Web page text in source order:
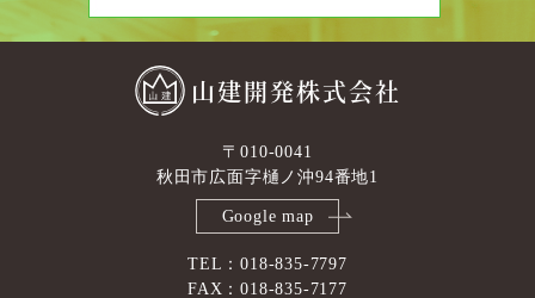
山建開発株式会社
〒010-0041
秋田市広面字樋ノ沖94番地1
Google map
TEL：018-835-7797
FAX：018-835-7177